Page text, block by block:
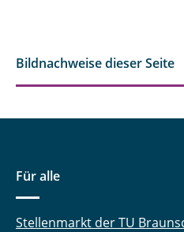
Bildnachweise dieser Seite
Für alle
Stellenmarkt der TU